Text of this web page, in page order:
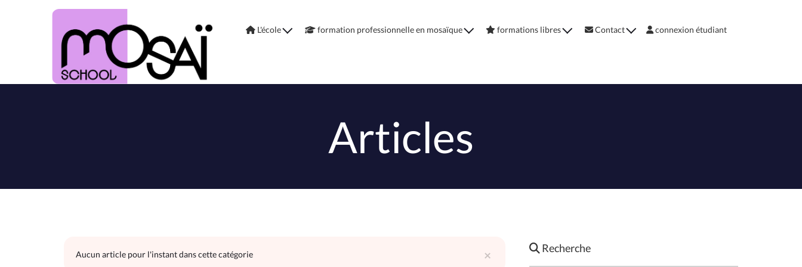
L'école formation professionnelle en mosaïque formations libres Contact connexion étudiant
Articles
×
Aucun article pour l'instant dans cette catégorie Recherche